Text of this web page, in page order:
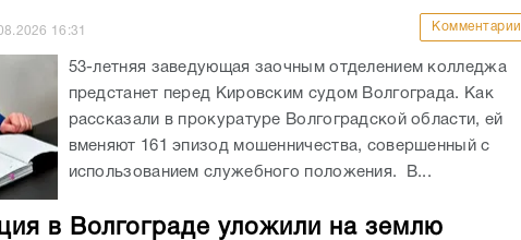
16:31 Комментарии
53-летняя заведующая заочным отделением колледжа
предстанет перед Кировским судом Волгограда. Как
рассказали в прокуратуре Волгоградской области, ей
вменяют 161 эпизод мошенничества, совершенный с
использованием служебного положения. В...
в Волгограде уложили на землю